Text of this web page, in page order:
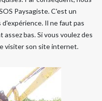
Paysagiste. C'est un
Il ne faut pas
bas. Si vous voulez des
visiter son site internet.